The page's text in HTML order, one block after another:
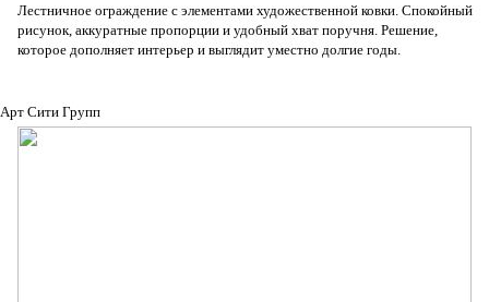
Лестничное ограждение с элементами художественной ковки. Спокойный
рисунок, аккуратные пропорции и удобный хват поручня. Решение,
которое дополняет интерьер и выглядит уместно долгие годы.
Арт Сити Групп